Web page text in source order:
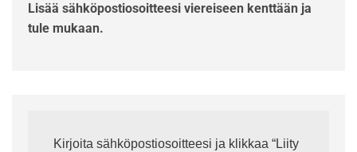
Lisää sähköpostiosoitteesi viereiseen kenttään ja
tule mukaan.
Kirjoita sähköpostiosoitteesi ja klikkaa “Liity